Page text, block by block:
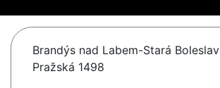
Brandýs nad Labem-Stará Boleslav
Pražská 1498